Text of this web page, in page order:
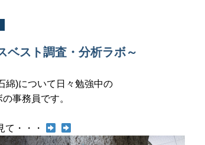
ベスト調査・分析ラボ～
綿)について日々勉強中の
事務員です。
て・・・